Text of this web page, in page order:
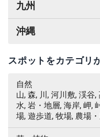
九州
沖縄
スポットをカテゴリ
自然
山, 森, 川, 河川敷, 渓谷
水, 岩・地層, 海岸, 岬,
場, 遊歩道, 牧場, 農場